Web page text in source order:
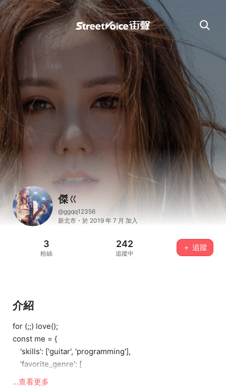
傑ㄍ
@ggqq12356
新北市・於 2019 年 7 月 加入
3
粉絲
242
追蹤中
＋ 追蹤
介紹
for (;;) love();
const me = {
'skills': ['guitar', 'programming'],
'favorite_genre': [
'rock', 'metal', 'progressive', 'djent',
...查看更多